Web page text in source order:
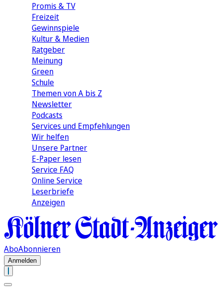
Promis & TV
Freizeit
Gewinnspiele
Kultur & Medien
Ratgeber
Meinung
Green
Schule
Themen von A bis Z
Newsletter
Podcasts
Services und Empfehlungen
Wir helfen
Unsere Partner
E-Paper lesen
Service FAQ
Online Service
Leserbriefe
Anzeigen
AboAbonnieren
Anmelden